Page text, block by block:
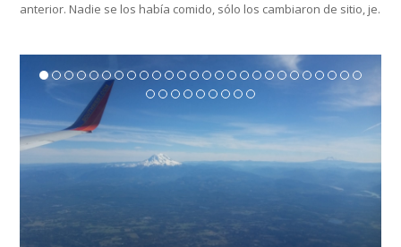
anterior. Nadie se los había comido, sólo los cambiaron de sitio, je.